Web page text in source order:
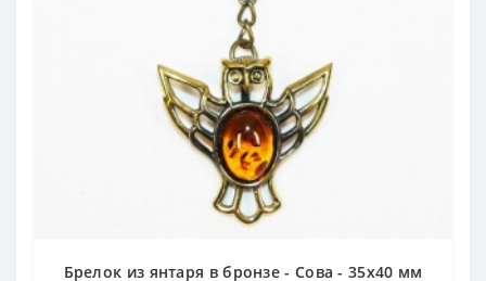
Брелок из янтаря в бронзе - Сова - 35х40 мм